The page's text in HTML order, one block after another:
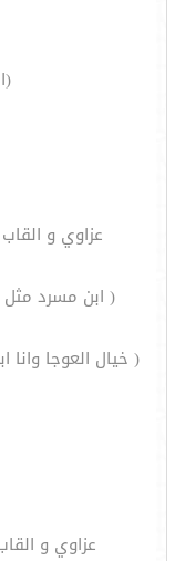
عزاوي و
( ابن مسرد مثل
( خيال العوجا
عزاوي و